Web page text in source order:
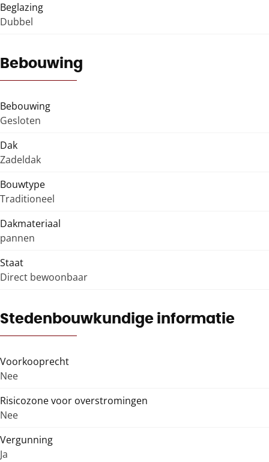
Beglazing
Dubbel
Bebouwing
Bebouwing
Gesloten
Dak
Zadeldak
Bouwtype
Traditioneel
Dakmateriaal
pannen
Staat
Direct bewoonbaar
Stedenbouwkundige informatie
Voorkooprecht
Nee
Risicozone voor overstromingen
Nee
Vergunning
Ja